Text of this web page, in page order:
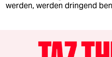
werden, werden dringend